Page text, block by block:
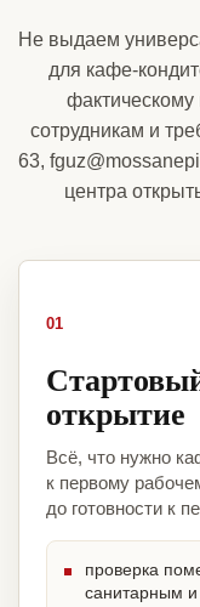
Не выдаем
для кафе-
сотрудникам и
63,
центра
01
открытие
Всё, что нужно
к первому
до готовности к
проверка
санитарным